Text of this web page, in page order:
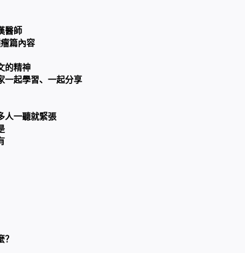
醫師
篇內容
的精神
一起學習、一起分享
人一聽就緊張